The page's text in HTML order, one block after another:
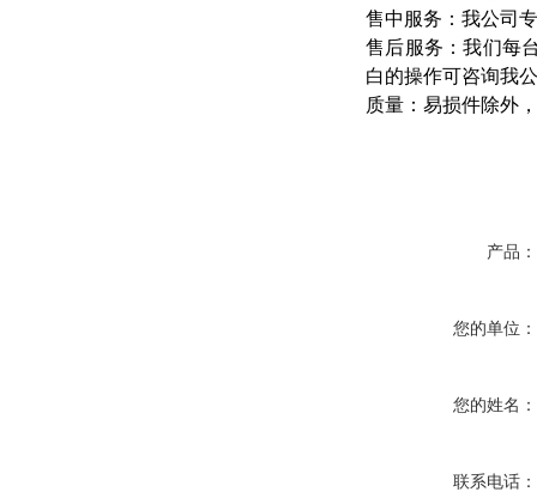
售中服务：我公司
售后服务：我们每
白的操作可咨询我
质量：易损件除外
产品：
您的单位：
您的姓名：
联系电话：